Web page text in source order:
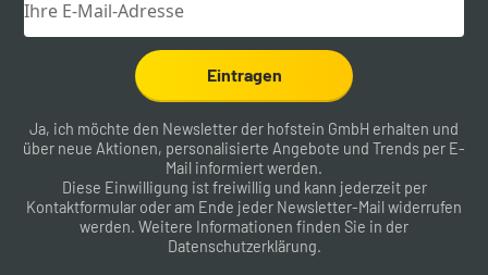
Eintragen
Ja, ich möchte den Newsletter der hofstein GmbH erhalten und
über neue Aktionen, personalisierte Angebote und Trends per E-
Mail informiert werden.
Diese Einwilligung ist freiwillig und kann jederzeit per
Kontaktformular oder am Ende jeder Newsletter-Mail widerrufen
werden. Weitere Informationen finden Sie in der
Datenschutzerklärung.